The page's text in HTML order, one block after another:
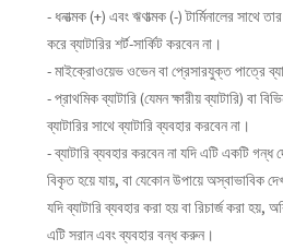
- ধনাত্মক (+) এবং ঋণাত্মক (-) টার্মিনালের সাথে
করে ব্যাটারির শর্ট-সার্কিট করবেন না।
- মাইক্রোওয়েভ ওভেন বা প্রেসারযুক্ত পাত্রে
- প্রাথমিক ব্যাটারি (যেমন ক্ষারীয় ব্যাটারি) বা
ব্যাটারির সাথে ব্যাটারি ব্যবহার করবেন না।
- ব্যাটারি ব্যবহার করবেন না যদি এটি একটি গন্ধ
বিকৃত হয়ে যায়, বা যেকোন উপায়ে অস্বাভাবিক
যদি ব্যাটারি ব্যবহার করা হয় বা রিচার্জ করা হয়,
এটি সরান এবং ব্যবহার বন্ধ করুন।